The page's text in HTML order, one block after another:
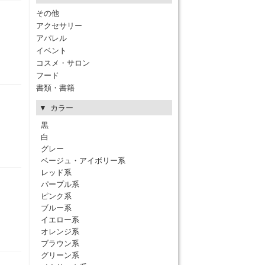
その他
アクセサリー
アパレル
イベント
コスメ・サロン
フード
書類・書籍
カラー
黒
白
グレー
ベージュ・アイボリー系
レッド系
パープル系
ピンク系
ブルー系
イエロー系
オレンジ系
ブラウン系
グリーン系